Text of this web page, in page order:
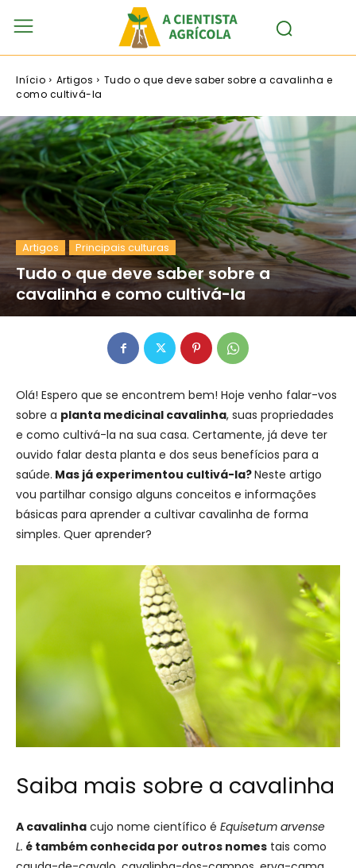
Início Artigos
Tudo o que deve saber sobre a cavalinha e
como cultivá-la
Artigos Principais culturas
Tudo o que deve saber sobre a
cavalinha e como cultivá-la
Olá! Espero que se encontrem bem! Hoje venho falar-vos
sobre a planta medicinal cavalinha, suas propriedades
e como cultivá-la na sua casa. Certamente, já deve ter
ouvido falar desta planta e dos seus benefícios para a
saúde. Mas já experimentou cultivá-la?Neste artigo
vou partilhar consigo alguns conceitos e informações
básicas para aprender a cultivar cavalinha de forma
simples. Quer aprender?
Saiba mais sobre a cavalinha
A cavalinha cujo nome científico é Equisetum arvense
L. é também conhecida por outros nomes tais como